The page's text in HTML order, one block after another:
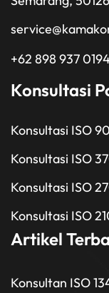
+62 898 937
Konsultasi
Konsultasi ISO
Konsultasi ISO
Konsultasi ISO
Konsultasi ISO
Artikel
Konsultan ISO